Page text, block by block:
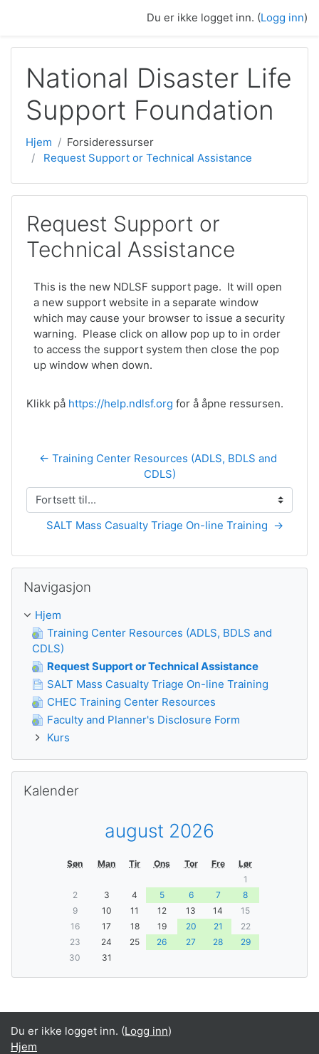
Du er ikke logget inn. (Logg inn)
National Disaster Life
Support Foundation
Hjem
Forsideressurser
Request Support or Technical Assistance
Request Support or
Technical Assistance
This is the new NDLSF support page. It will open
a new support website in a separate window
which may cause your browser to issue a security
warning. Please click on allow pop up to in order
to access the support system then close the pop
up window when down.
Klikk på https://help.ndlsf.org for å åpne ressursen.
← Training Center Resources (ADLS, BDLS and
CDLS)
Fortsett til...
SALT Mass Casualty Triage On-line Training  →
Navigasjon
Hjem
Training Center Resources (ADLS, BDLS and
CDLS)
Request Support or Technical Assistance
SALT Mass Casualty Triage On-line Training
CHEC Training Center Resources
Faculty and Planner's Disclosure Form
Kurs
Kalender
august 2026
Søn Man Tir Ons Tor Fre
Lør
1
2
3 4 5 6 7
8
9
10 11 12 13 14
15
16
17 18 19 20 21
22
23
24 25 26 27 28
29
30
31
Du er ikke logget inn. (Logg inn)
Hjem